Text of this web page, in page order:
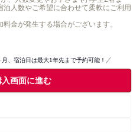
人数やご希望に合わせて柔軟にご利用
金が発生する場合がございます。
、宿泊日は最大1年先まで予約可能！
入画面に進む